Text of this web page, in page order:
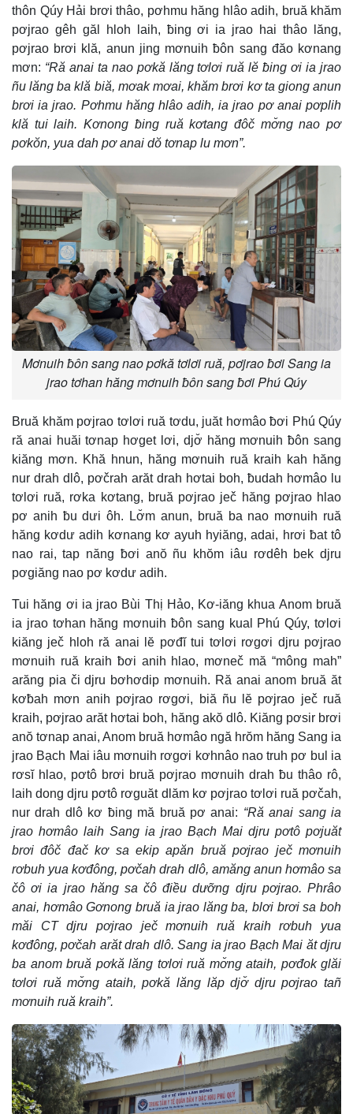
thôn Qúy Hải brơi thâo, pơhmu hăng hlâo adih, bruă khăm
pơjrao gêh găl hloh laih, ƀing ơi ia jrao hai thâo lăng,
pơjrao brơi klă, anun jing mơnuih ƀôn sang đăo kơnang
mơn: “Ră anai ta nao pơkă lăng tơlơi ruă lĕ ƀing ơi ia jrao
ñu lăng ba klă biă, mơak mơai, khăm brơi kơ ta giong anun
brơi ia jrao. Pơhmu hăng hlâo adih, ia jrao pơ anai pơplih
klă tui laih. Kơnong ƀing ruă kơtang đôč mơ̆ng nao pơ
pơkŏn, yua dah pơ anai dŏ tơnap lu mơn”.
Mơnuih ƀôn sang nao pơkă tơlơi ruă, pơjrao ƀơi Sang ia
jrao tơhan hăng mơnuih ƀôn sang ƀơi Phú Qúy
Bruă khăm pơjrao tơlơi ruă tơdu, juăt hơmâo ƀơi Phú Qúy
ră anai huăi tơnap hơget lơi, djơ̆ hăng mơnuih ƀôn sang
kiăng mơn. Khă hnun, hăng mơnuih ruă kraih kah hăng
nur drah dlô, pơčrah arăt drah hơtai boh, ƀudah hơmâo lu
tơlơi ruă, rơka kơtang, bruă pơjrao ječ hăng pơjrao hlao
pơ anih ƀu dưi ôh. Lơ̆m anun, bruă ba nao mơnuih ruă
hăng kơdư adih kơnang kơ ayuh hyiăng, adai, hrơi ƀat tô
nao rai, tap năng ƀơi anŏ ñu khŏm iâu rơdêh bek djru
pơgiăng nao pơ kơdư adih.
Tui hăng ơi ia jrao Bùi Thị Hảo, Kơ-iăng khua Anom bruă
ia jrao tơhan hăng mơnuih ƀôn sang kual Phú Qúy, tơlơi
kiăng ječ hloh ră anai lĕ pơđĭ tui tơlơi rơgơi djru pơjrao
mơnuih ruă kraih ƀơi anih hlao, mơneč mă “mông mah”
arăng pia či djru bơhơdip mơnuih. Ră anai anom bruă ăt
kơƀah mơn anih pơjrao rơgơi, biă ñu lĕ pơjrao ječ ruă
kraih, pơjrao arăt hơtai boh, hăng akŏ dlô. Kiăng pơsir brơi
anŏ tơnap anai, Anom bruă hơmâo ngă hrŏm hăng Sang ia
jrao Bạch Mai iâu mơnuih rơgơi kơhnâo nao truh pơ bul ia
rơsĭ hlao, pơtô brơi bruă pơjrao mơnuih drah ƀu thâo rô,
laih dong djru pơtô rơguăt dlăm kơ pơjrao tơlơi ruă pơčah,
nur drah dlô kơ ƀing mă bruă pơ anai: “Ră anai sang ia
jrao hơmâo laih Sang ia jrao Bạch Mai djru pơtô pơjuăt
brơi đôč đač kơ sa ekip apăn bruă pơjrao ječ mơnuih
rơbuh yua kơđông, pơčah drah dlô, amăng anun hơmâo sa
čô ơi ia jrao hăng sa čô điều dưỡng djru pơjrao. Phrâo
anai, hơmâo Gơnong bruă ia jrao lăng ba, blơi brơi sa boh
măi CT djru pơjrao ječ mơnuih ruă kraih rơbuh yua
kơđông, pơčah arăt drah dlô. Sang ia jrao Bạch Mai ăt djru
ba anom bruă pơkă lăng tơlơi ruă mơ̆ng ataih, pơđok glăi
tơlơi ruă mơ̆ng ataih, pơkă lăng lăp djơ̆ djru pơjrao tañ
mơnuih ruă kraih”.